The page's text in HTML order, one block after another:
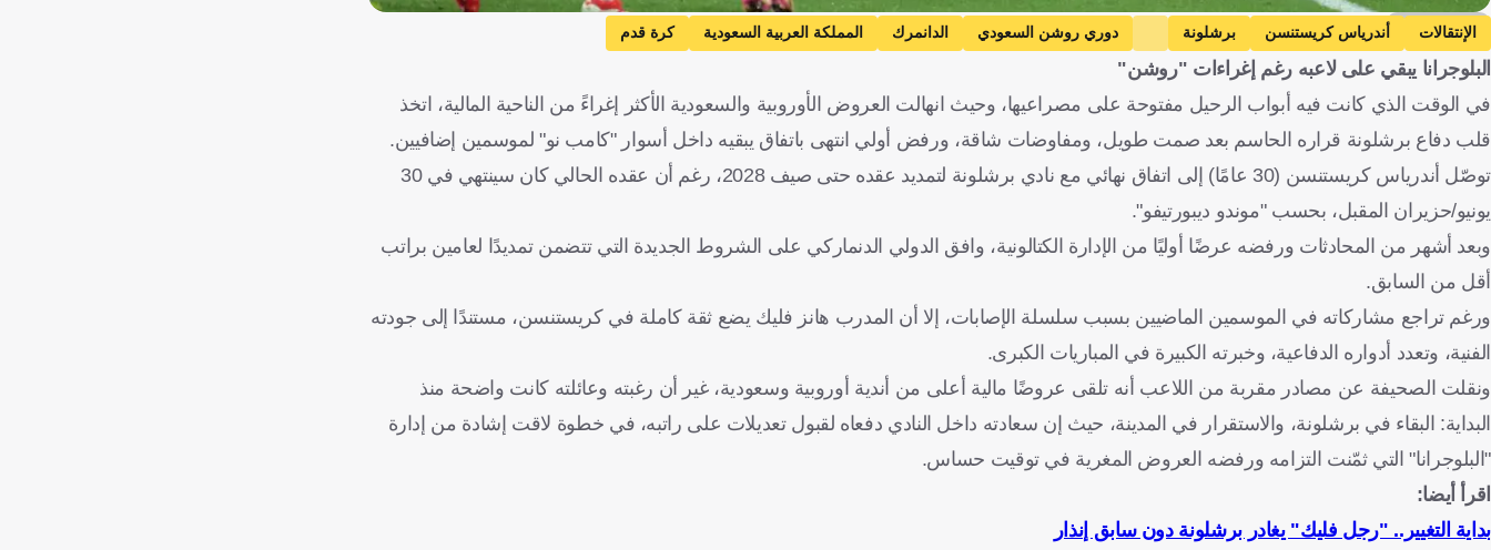
Getty Images
الإنتقالات أندرياس كريستنسن برشلونة دوري روشن السعودي الدانمرك المملكة العربية السعودية كرة قدم
البلوجرانا يبقي على لاعبه رغم إغراءات "روشن"
في الوقت الذي كانت فيه أبواب الرحيل مفتوحة على مصراعيها، وحيث انهالت العروض الأوروبية والسعودية الأكثر إغراءً من الناحية المالية، اتخذ
قلب دفاع برشلونة قراره الحاسم بعد صمت طويل، ومفاوضات شاقة، ورفض أولي انتهى باتفاق يبقيه داخل أسوار "كامب نو" لموسمين إضافيين.
توصّل أندرياس كريستنسن (30 عامًا) إلى اتفاق نهائي مع نادي برشلونة لتمديد عقده حتى صيف 2028، رغم أن عقده الحالي كان سينتهي في 30
يونيو/حزيران المقبل، بحسب "موندو ديبورتيفو".
وبعد أشهر من المحادثات ورفضه عرضًا أوليًا من الإدارة الكتالونية، وافق الدولي الدنماركي على الشروط الجديدة التي تتضمن تمديدًا لعامين براتب
أقل من السابق.
ورغم تراجع مشاركاته في الموسمين الماضيين بسبب سلسلة الإصابات، إلا أن المدرب هانز فليك يضع ثقة كاملة في كريستنسن، مستندًا إلى جودته
الفنية، وتعدد أدواره الدفاعية، وخبرته الكبيرة في المباريات الكبرى.
ونقلت الصحيفة عن مصادر مقربة من اللاعب أنه تلقى عروضًا مالية أعلى من أندية أوروبية وسعودية، غير أن رغبته وعائلته كانت واضحة منذ
البداية: البقاء في برشلونة، والاستقرار في المدينة، حيث إن سعادته داخل النادي دفعاه لقبول تعديلات على راتبه، في خطوة لاقت إشادة من إدارة
"البلوجرانا" التي ثمّنت التزامه ورفضه العروض المغرية في توقيت حساس.
اقرأ أيضا:
بداية التغيير.. "رجل فليك" يغادر برشلونة دون سابق إنذار